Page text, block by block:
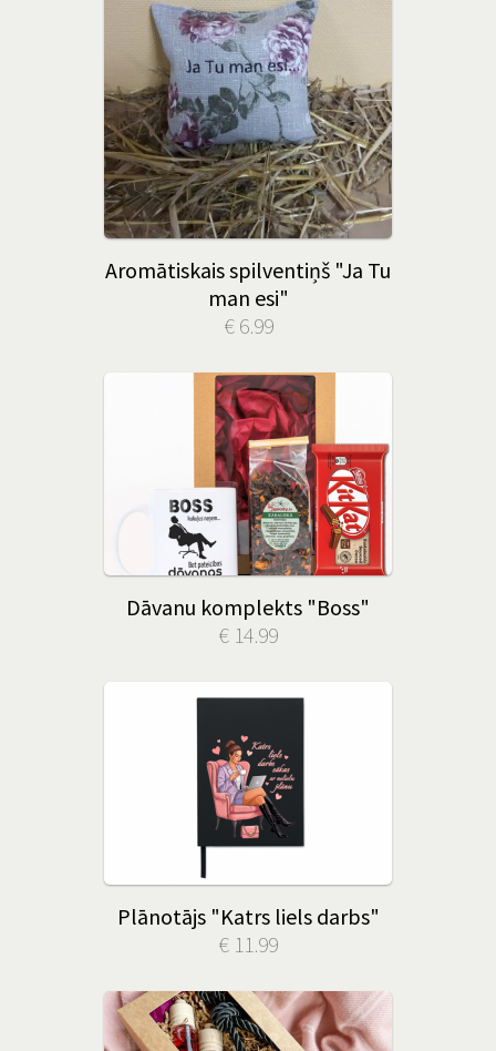
Aromātiskais spilventiņš "Ja Tu
man esi"
€ 6.99
Dāvanu komplekts "Boss"
€ 14.99
Plānotājs "Katrs liels darbs"
€ 11.99